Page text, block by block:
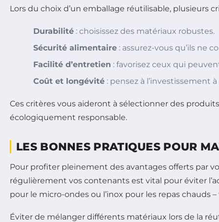
Lors du choix d’un emballage réutilisable, plusieurs
Durabilité : choisissez des matériaux robustes.
Sécurité alimentaire : assurez-vous qu’ils ne
Facilité d’entretien : favorisez ceux qui
Coût et longévité : pensez à l’investissement
Ces critères vous aideront à sélectionner des
écologiquement responsable.
LES BONNES PRATIQUES POUR
Pour profiter pleinement des avantages offerts par
régulièrement vos contenants est vital pour éviter
pour le micro-ondes ou l’inox pour les repas chauds
Éviter de mélanger différents matériaux lors de la